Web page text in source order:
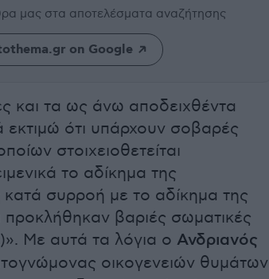
μας στα αποτελέσματα αναζήτησης
on Google
και τα ως άνω αποδειχθέντα
εκτιμώ ότι υπάρχουν σοβαρές
στοιχειοθετείται
το αδίκημα της
συρροή με το αδίκημα της
βαριές σωματικές
Με αυτά τα λόγια ο Ανδριανός
οικογενειών θυμάτων